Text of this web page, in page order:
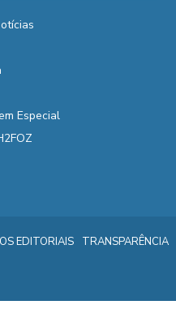
Especial
EDITORIAIS TRANSPARÊNCIA